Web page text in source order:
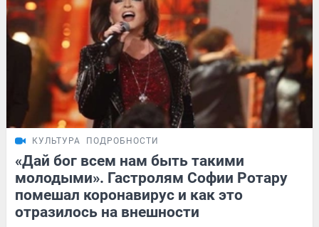
КУЛЬТУРА ПОДРОБНОСТИ
«Дай бог всем нам быть такими
молодыми». Гастролям Софии Ротару
помешал коронавирус и как это
отразилось на внешности